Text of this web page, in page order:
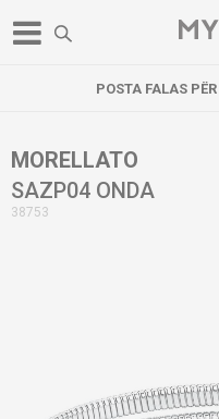
POSTA FALAS
MORELLATO
SAZP04 ONDA
38753